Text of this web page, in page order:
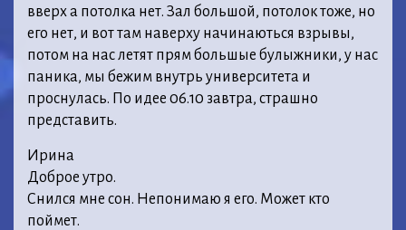
вверх а потолка нет. Зал большой, потолок тоже, но
его нет, и вот там наверху начинаються взрывы,
потом на нас летят прям большые булыжники, у нас
паника, мы бежим внутрь университета и
проснулась. По идее 06.10 завтра, страшно
представить.
Ирина
Доброе утро.
Снился мне сон. Непонимаю я его. Может кто
поймет.